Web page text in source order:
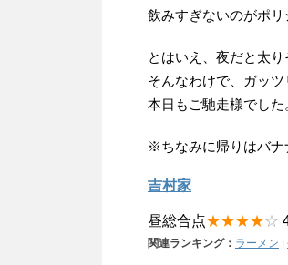
飲みすぎないのがポ
とはいえ、夜だと太
そんなわけで、ガッ
本日もご馳走様でした
※ちなみに帰りはバナ
吉村家
昼総合点★★★★☆
関連ランキング： ラーメン |